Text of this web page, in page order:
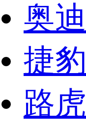
奥迪
捷豹
路虎